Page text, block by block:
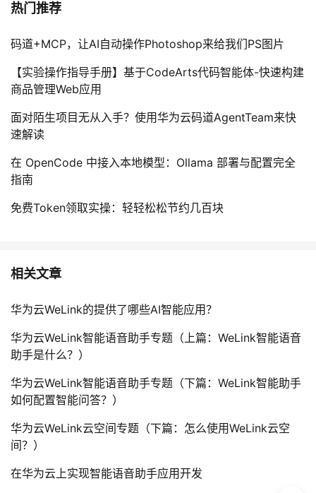
热门推荐
码道+MCP，让AI自动操作Photoshop来给我们PS图片
【实验操作指导手册】基于CodeArts代码智能体-快速构建
商品管理Web应用
面对陌生项目无从入手？使用华为云码道AgentTeam来快
速解读
在 OpenCode 中接入本地模型：Ollama 部署与配置完全
指南
免费Token领取实操：轻轻松松节约几百块
相关文章
华为云WeLink的提供了哪些AI智能应用？
华为云WeLink智能语音助手专题（上篇：WeLink智能语音
助手是什么？）
华为云WeLink智能语音助手专题（下篇：WeLink智能助手
如何配置智能问答？）
华为云WeLink云空间专题（下篇：怎么使用WeLink云空
间？）
在华为云上实现智能语音助手应用开发